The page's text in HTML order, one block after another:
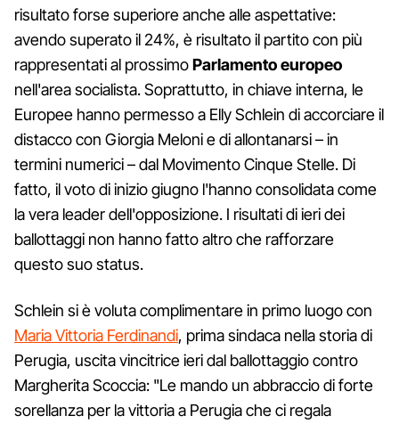
risultato forse superiore anche alle aspettative:
avendo superato il 24%, è risultato il partito con più
rappresentati al prossimoParlamento europeo
nell'area socialista. Soprattutto, in chiave interna, le
Europee hanno permesso a Elly Schlein di accorciare il
distacco con Giorgia Meloni e di allontanarsi – in
termini numerici – dal Movimento Cinque Stelle. Di
fatto, il voto di inizio giugno l'hanno consolidata come
la vera leader dell'opposizione. I risultati di ieri dei
ballottaggi non hanno fatto altro che rafforzare
questo suo status.
Schlein si è voluta complimentare in primo luogo con
Maria Vittoria Ferdinandi, prima sindaca nella storia di
Perugia, uscita vincitrice ieri dal ballottaggio contro
Margherita Scoccia: "Le mando un abbraccio di forte
sorellanza per la vittoria a Perugia che ci regala